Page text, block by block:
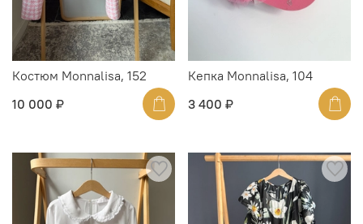
Костюм Monnalisa, 152
10 000 ₽
Кепка Monnalisa, 104
3 400 ₽